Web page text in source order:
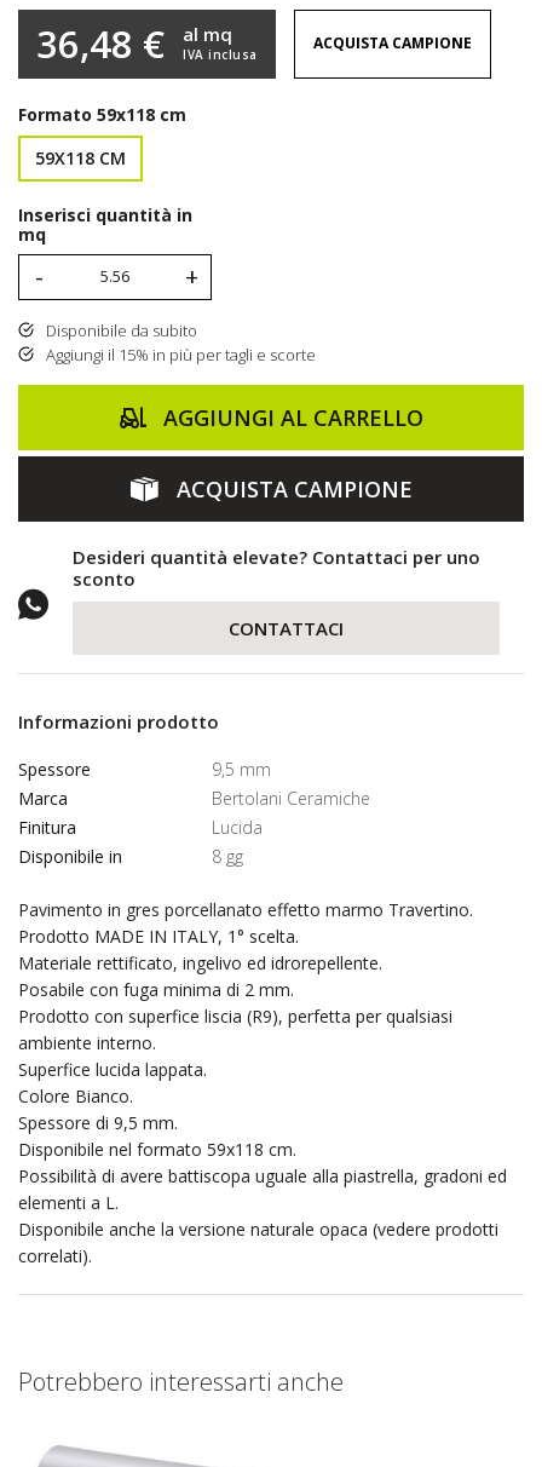
36,48 € IVA inclusa
al mq ACQUISTA CAMPIONE
Formato 59x118 cm
59X118 CM
Inserisci quantità in
mq
- +
Disponibile da subito
Aggiungi il 15% in più per tagli e scorte
AGGIUNGI AL CARRELLO
ACQUISTA CAMPIONE
Desideri quantità elevate? Contattaci per uno
sconto
CONTATTACI
Informazioni prodotto
Spessore
9,5 mm
Marca
Bertolani Ceramiche
Finitura
Lucida
Disponibile in
8 gg
Pavimento in gres porcellanato effetto marmo Travertino.
Prodotto MADE IN ITALY, 1° scelta.
Materiale rettificato, ingelivo ed idrorepellente.
Posabile con fuga minima di 2 mm.
Prodotto con superfice liscia (R9), perfetta per qualsiasi
ambiente interno.
Superfice lucida lappata.
Colore Bianco.
Spessore di 9,5 mm.
Disponibile nel formato 59x118 cm.
Possibilità di avere battiscopa uguale alla piastrella, gradoni ed
elementi a L.
Disponibile anche la versione naturale opaca (vedere prodotti
correlati).
Potrebbero interessarti anche